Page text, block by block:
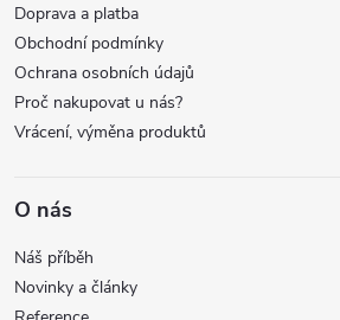
ý
p
i
u
Doprava a platba
Obchodní podmínky
Ochrana osobních údajů
Proč nakupovat u nás?
Vrácení, výměna produktů
O nás
Náš příběh
Novinky a články